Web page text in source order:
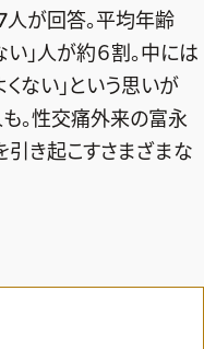
人が回答。平均年齢
」人が約６割。中には
ない」という思いが
も。性交痛外来の富永
引き起こすさまざまな